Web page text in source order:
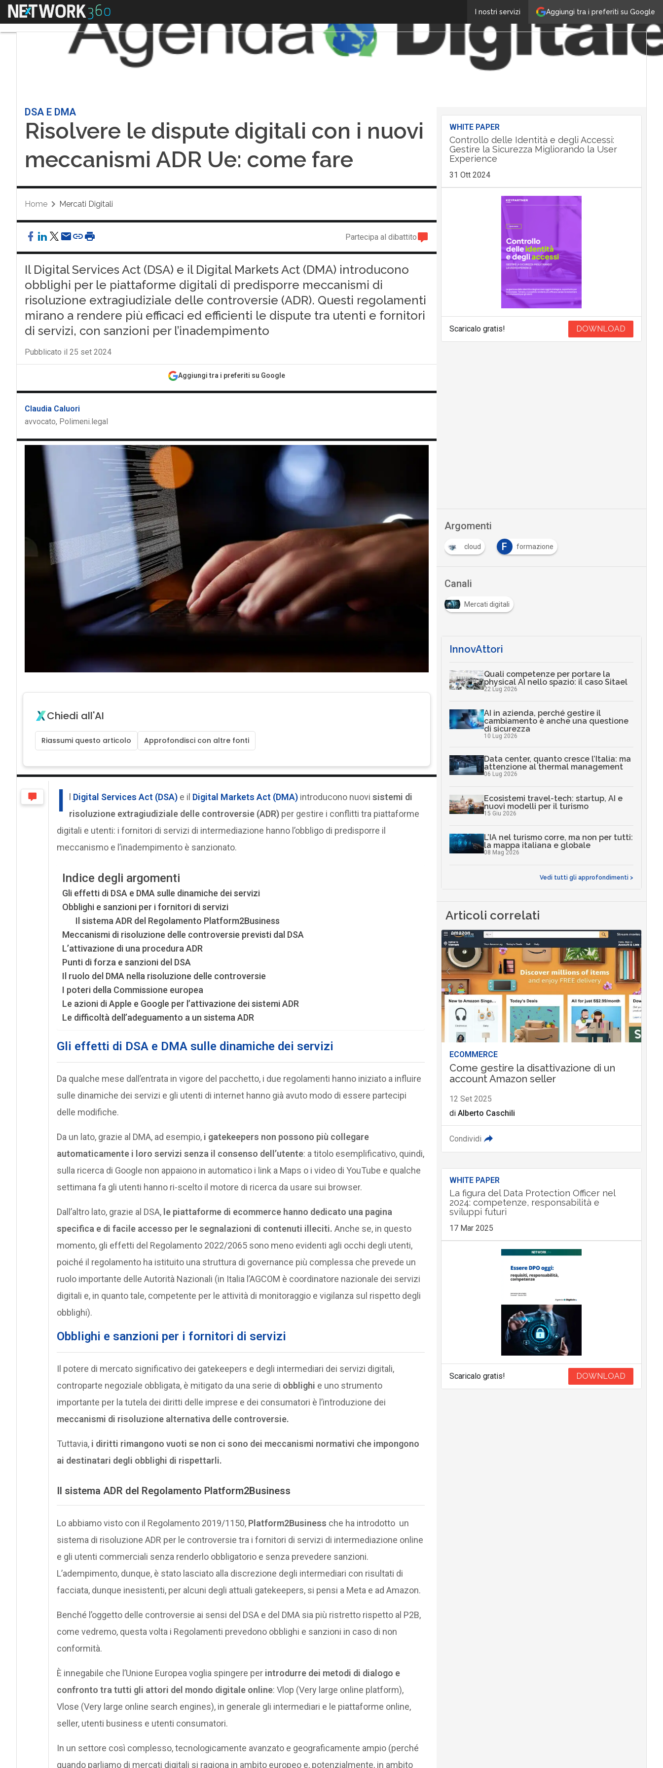
Aggiungi tra i preferiti su Google
I nostri servizi
Menu
DSA E DMA
Risolvere le dispute digitali con i nuovi
meccanismi ADR Ue: come fare
Home Mercati Digitali
Partecipa al dibattito
Il Digital Services Act (DSA) e il Digital Markets Act (DMA) introducono
obblighi per le piattaforme digitali di predisporre meccanismi di
risoluzione extragiudiziale delle controversie (ADR). Questi regolamenti
mirano a rendere più efficaci ed efficienti le dispute tra utenti e fornitori
di servizi, con sanzioni per l’inadempimento
Pubblicato il 25 set 2024
Aggiungi tra i preferiti su Google
Claudia Caluori
avvocato, Polimeni.legal
Chiedi all'AI
Riassumi questo articolo Approfondisci con altre fonti
I l Digital Services Act (DSA) e il Digital Markets Act (DMA) introducono nuovi sistemi di
risoluzione extragiudiziale delle controversie (ADR) per gestire i conflitti tra piattaforme
digitali e utenti: i fornitori di servizi di intermediazione hanno l’obbligo di predisporre il
meccanismo e l’inadempimento è sanzionato.
Indice degli argomenti
Gli effetti di DSA e DMA sulle dinamiche dei servizi
Obblighi e sanzioni per i fornitori di servizi
Il sistema ADR del Regolamento Platform2Business
Meccanismi di risoluzione delle controversie previsti dal DSA
L’attivazione di una procedura ADR
Punti di forza e sanzioni del DSA
Il ruolo del DMA nella risoluzione delle controversie
I poteri della Commissione europea
Le azioni di Apple e Google per l’attivazione dei sistemi ADR
Le difficoltà dell’adeguamento a un sistema ADR
Gli effetti di DSA e DMA sulle dinamiche dei servizi
Da qualche mese dall’entrata in vigore del pacchetto, i due regolamenti hanno iniziato a influire
sulle dinamiche dei servizi e gli utenti di internet hanno già avuto modo di essere partecipi
delle modifiche.
Da un lato, grazie al DMA, ad esempio, i gatekeepers non possono più collegare
automaticamente i loro servizi senza il consenso dell’utente: a titolo esemplificativo, quindi,
sulla ricerca di Google non appaiono in automatico i link a Maps o i video di YouTube e qualche
settimana fa gli utenti hanno ri-scelto il motore di ricerca da usare sui browser.
Dall’altro lato, grazie al DSA, le piattaforme di ecommerce hanno dedicato una pagina
specifica e di facile accesso per le segnalazioni di contenuti illeciti. Anche se, in questo
momento, gli effetti del Regolamento 2022/2065 sono meno evidenti agli occhi degli utenti,
poiché il regolamento ha istituito una struttura di governance più complessa che prevede un
ruolo importante delle Autorità Nazionali (in Italia l’AGCOM è coordinatore nazionale dei servizi
digitali e, in quanto tale, competente per le attività di monitoraggio e vigilanza sul rispetto degli
obblighi).
Obblighi e sanzioni per i fornitori di servizi
Il potere di mercato significativo dei gatekeepers e degli intermediari dei servizi digitali,
controparte negoziale obbligata, è mitigato da una serie di obblighi e uno strumento
importante per la tutela dei diritti delle imprese e dei consumatori è l’introduzione dei
meccanismi di risoluzione alternativa delle controversie.
Tuttavia, i diritti rimangono vuoti se non ci sono dei meccanismi normativi che impongono
ai destinatari degli obblighi di rispettarli.
Il sistema ADR del Regolamento Platform2Business
Lo abbiamo visto con il Regolamento 2019/1150, Platform2Business che ha introdotto un
sistema di risoluzione ADR per le controversie tra i fornitori di servizi di intermediazione online
e gli utenti commerciali senza renderlo obbligatorio e senza prevedere sanzioni.
L’adempimento, dunque, è stato lasciato alla discrezione degli intermediari con risultati di
facciata, dunque inesistenti, per alcuni degli attuali gatekeepers, si pensi a Meta e ad Amazon.
Benché l’oggetto delle controversie ai sensi del DSA e del DMA sia più ristretto rispetto al P2B,
come vedremo, questa volta i Regolamenti prevedono obblighi e sanzioni in caso di non
conformità.
È innegabile che l’Unione Europea voglia spingere per introdurre dei metodi di dialogo e
confronto tra tutti gli attori del mondo digitale online: Vlop (Very large online platform),
Vlose (Very large online search engines), in generale gli intermediari e le piattaforme online,
seller, utenti business e utenti consumatori.
In un settore così complesso, tecnologicamente avanzato e geograficamente ampio (perché
quando parliamo di mercati digitali si ragiona in ambito europeo e, potenzialmente, in ambito
WHITE PAPER
Controllo delle Identità e degli Accessi:
Gestire la Sicurezza Migliorando la User
Experience
31 Ott 2024
Scaricalo gratis! DOWNLOAD
Argomenti
cloud F formazione
Canali
Mercati digitali
InnovAttori
Quali competenze per portare la
physical AI nello spazio: il caso Sitael
22 Lug 2026
AI in azienda, perché gestire il
cambiamento è anche una questione
di sicurezza
10 Lug 2026
Data center, quanto cresce l’Italia: ma
attenzione al thermal management
06 Lug 2026
Ecosistemi travel-tech: startup, AI e
nuovi modelli per il turismo
15 Giu 2026
L’IA nel turismo corre, ma non per tutti:
la mappa italiana e globale
08 Mag 2026
Vedi tutti gli approfondimenti >
Articoli correlati
ECOMMERCE
Come gestire la disattivazione di un
account Amazon seller
12 Set 2025
di Alberto Caschili
Condividi
WHITE PAPER
La figura del Data Protection Officer nel
2024: competenze, responsabilità e
sviluppi futuri
17 Mar 2025
Scaricalo gratis! DOWNLOAD